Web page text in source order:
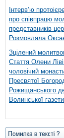
Інтерв’ю
про співпрацю
представників
Розмовляла
Зцілений
Стаття Олени
чоловічий
Пресвятої
Рожищанського
Волинської газети